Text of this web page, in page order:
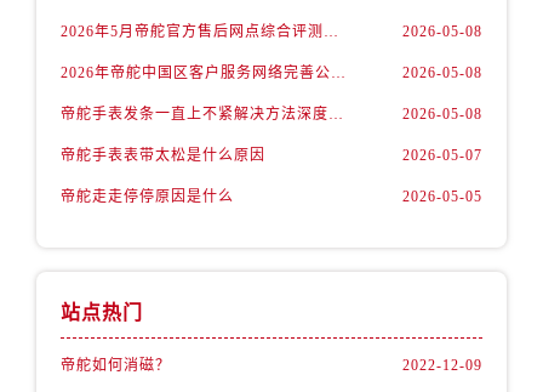
河北省石家庄市市长安区中山东路39号勒泰中心写字楼B座13层07室帝舵售后服务中心（需提前预约）
河北省唐山市市路南区新华东道100号万达广场写字楼A座10层1002室帝舵售后服务中心（需提前预约）
节假日正常营业！
2026年5月帝舵官方售后网点综合评测与避坑指南：基于实地探访与真实体验的数据验证 2026-05-08
2026年帝舵中国区客户服务网络完善公告（最新电话及地址） 2026-05-08
帝舵手表发条一直上不紧解决方法深度解析 2026-05-08
帝舵手表表带太松是什么原因 2026-05-07
帝舵走走停停原因是什么 2026-05-05
站点热门
帝舵如何消磁？ 2022-12-09